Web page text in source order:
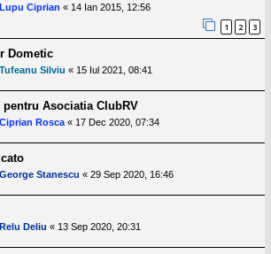
Lupu Ciprian « 14 Ian 2015, 12:56
1 2 3
Dometic
Tufeanu Silviu « 15 Iul 2021, 08:41
Asociatia ClubRV
Ciprian Rosca « 17 Dec 2020, 07:34
George Stanescu « 29 Sep 2020, 16:46
Relu Deliu « 13 Sep 2020, 20:31